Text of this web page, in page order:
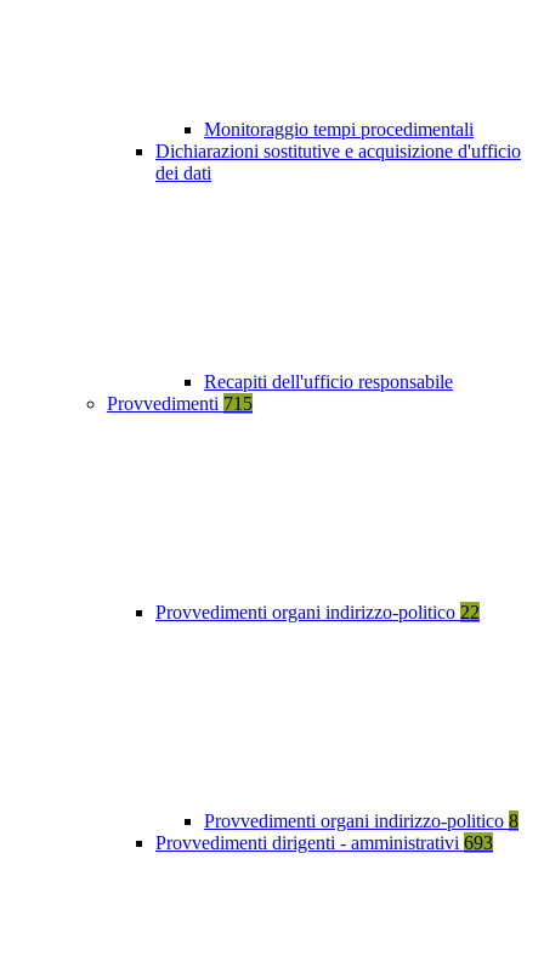
Monitoraggio tempi procedimentali
Dichiarazioni sostitutive e acquisizione d'ufficio
dei dati
Recapiti dell'ufficio responsabile
Provvedimenti 715
Provvedimenti organi indirizzo-politico 22
Provvedimenti organi indirizzo-politico 8
Provvedimenti dirigenti - amministrativi 693